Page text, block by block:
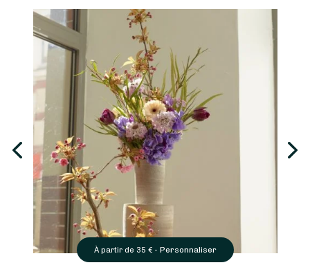
À partir de 35€ -Personnaliser